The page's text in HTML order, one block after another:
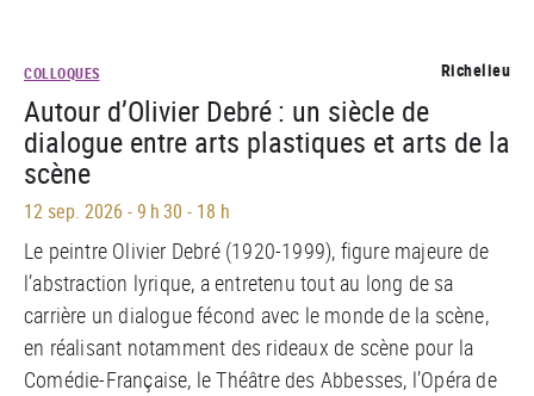
COLLOQUES Richelieu
Autour d’Olivier Debré : un siècle de
dialogue entre arts plastiques et arts de la
scène
12 sep. 2026 -9 h 30 - 18 h
Le peintre Olivier Debré (1920-1999), figure majeure de
l’abstraction lyrique, a entretenu tout au long de sa
carrière un dialogue fécond avec le monde de la scène,
en réalisant notamment des rideaux de scène pour la
Comédie-Française, le Théâtre des Abbesses, l’Opéra de